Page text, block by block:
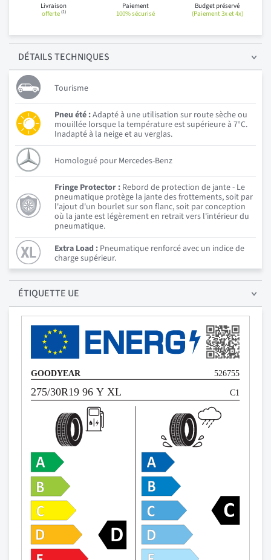
Livraison
offerte(1)
Paiement
100% sécurisé
Budget préservé
(Paiement 3x et 4x)
DÉTAILSTECHNIQUES
Tourisme
Pneu été :Adapté à une utilisation sur route sèche ou
mouillée lorsque la température est supérieure à 7°C.
Inadapté à la neige et au verglas.
Homologué pour Mercedes-Benz
Fringe Protector : Rebord de protection de jante - Le
pneumatique protège la jante des frottements, soit par
l'ajout d'un bourlet sur son flanc, soit par conception
où la jante est légèrement en retrait vers l'intérieur du
pneumatique.
Extra Load : Pneumatique renforcé avec un indice de
charge supérieur.
ÉTIQUETTE UE